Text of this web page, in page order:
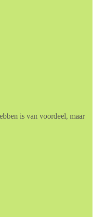
is van voordeel, maar